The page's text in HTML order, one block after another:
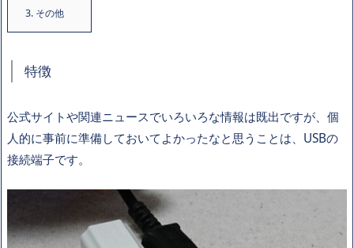
3. その他
特徴
公式サイトや関連ニュースでいろいろな情報は既出ですが、個
人的に事前に準備しておいてよかったなと思うことは、USBの
接続端子です。